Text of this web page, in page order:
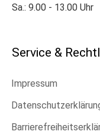
Sa.: 9.00 - 13.00 Uhr
Service &
Impressum